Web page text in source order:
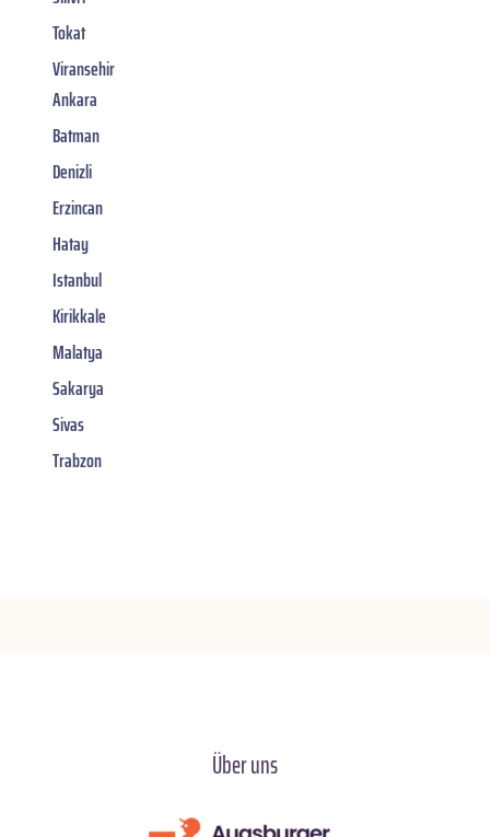
Tokat
Viransehir
Ankara
Batman
Denizli
Erzincan
Hatay
Istanbul
Kirikkale
Malatya
Sakarya
Sivas
Trabzon
Über uns